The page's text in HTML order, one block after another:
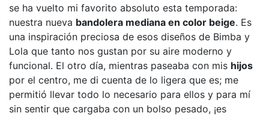
se ha vuelto mi favorito absoluto esta temporada:
nuestra nueva bandolera mediana en color beige. Es
una inspiración preciosa de esos diseños de Bimba y
Lola que tanto nos gustan por su aire moderno y
funcional. El otro día, mientras paseaba con mis hijos
por el centro, me di cuenta de lo ligera que es; me
permitió llevar todo lo necesario para ellos y para mí
sin sentir que cargaba con un bolso pesado, ¡es